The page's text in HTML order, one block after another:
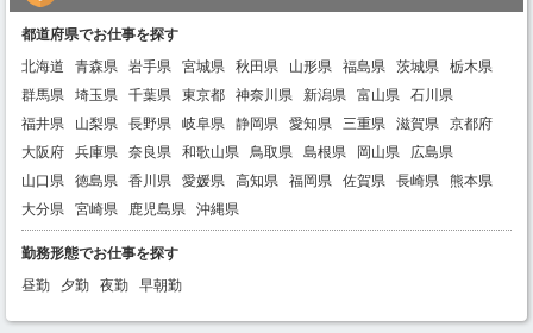
都道府県でお仕事を探す
北海道
青森県 岩手県 宮城県 秋田県 山形県 福島県 茨城県
栃木県
群馬県
埼玉県 千葉県 東京都 神奈川県 新潟県 富山県
石川県
福井県
山梨県 長野県 岐阜県 静岡県 愛知県 三重県 滋賀県
京都府
大阪府
兵庫県 奈良県 和歌山県 鳥取県 島根県 岡山県
広島県
山口県
徳島県 香川県 愛媛県 高知県 福岡県 佐賀県 長崎県
熊本県
大分県
宮崎県 鹿児島県 沖縄県
勤務形態でお仕事を探す
昼勤
夕勤 夜勤 早朝勤